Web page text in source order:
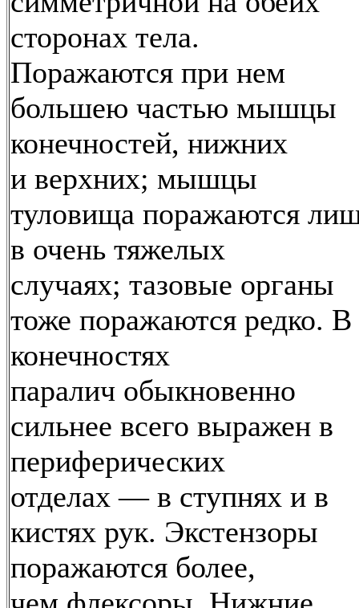
сторонах тела.
Поражаются при нем
большею частью мышцы
конечностей, нижних
и верхних; мышцы
туловища поражаются
в очень тяжелых
случаях; тазовые органы
тоже поражаются редко. В
конечностях
паралич обыкновенно
сильнее всего выражен в
периферических
отделах — в ступнях и в
кистях рук. Экстензоры
поражаются более,